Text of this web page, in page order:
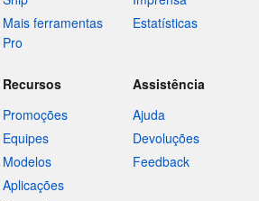
Mais ferramentas
Pro
Estatísticas
Recursos
Promoções
Equipes
Modelos
Aplicações
Assistência
Ajuda
Devoluções
Feedback